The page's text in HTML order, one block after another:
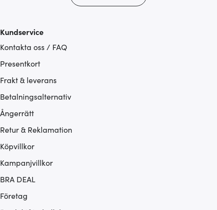
Kundservice
Kontakta oss / FAQ
Presentkort
Frakt & leverans
Betalningsalternativ
Ångerrätt
Retur & Reklamation
Köpvillkor
Kampanjvillkor
BRA DEAL
Företag